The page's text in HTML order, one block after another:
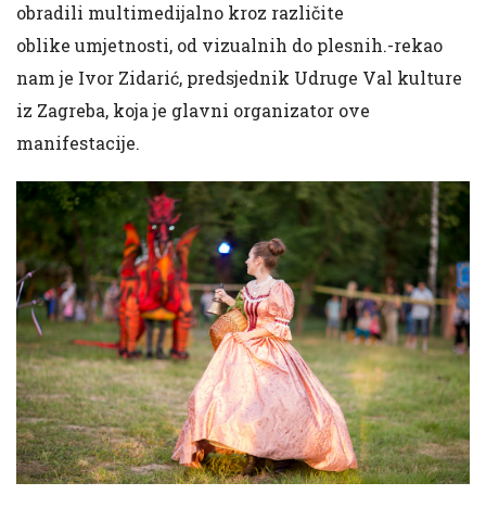
obradili multimedijalno kroz različite
oblike umjetnosti, od vizualnih do plesnih.-rekao
nam je Ivor Zidarić, predsjednik Udruge Val kulture
iz Zagreba, koja je glavni organizator ove
manifestacije.